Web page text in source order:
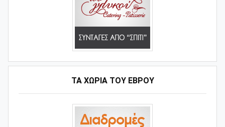
ΤΑ ΧΩΡΙΆ ΤΟΥ ΈΒΡΟΥ